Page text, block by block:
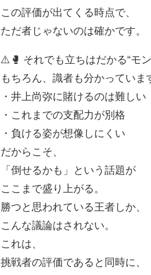
この評価が出てくる時点で、
ただ者じゃないのは確かです。
⚠️🥊 それでも立ちはだかる“モ
もちろん、識者も分かっていま
・井上尚弥に賭けるのは難しい
・これまでの支配力が別格
・負ける姿が想像しにくい
だからこそ、
「倒せるかも」という話題が
ここまで盛り上がる。
勝つと思われている王者しか、
こんな議論はされない。
これは、
挑戦者の評価であると同時に、